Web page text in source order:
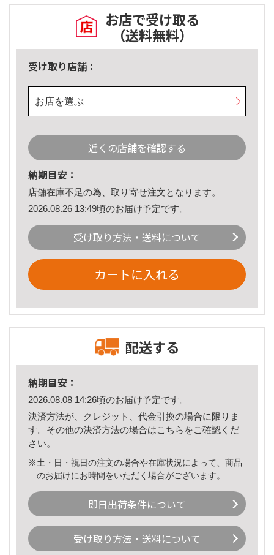
お店で受け取る
（送料無料）
受け取り店舗：
お店を選ぶ
近くの店舗を確認する
納期目安：
店舗在庫不足の為、取り寄せ注文となります。
2026.08.26 13:49頃のお届け予定です。
受け取り方法・送料について
カートに入れる
配送する
納期目安：
2026.08.08 14:26頃のお届け予定です。
決済方法が、クレジット、代金引換の場合に限りま
す。その他の決済方法の場合はこちら をご確認くだ
さい。
※土・日・祝日の注文の場合や在庫状況によって、商品
のお届けにお時間をいただく場合がございます。
即日出荷条件について
受け取り方法・送料について